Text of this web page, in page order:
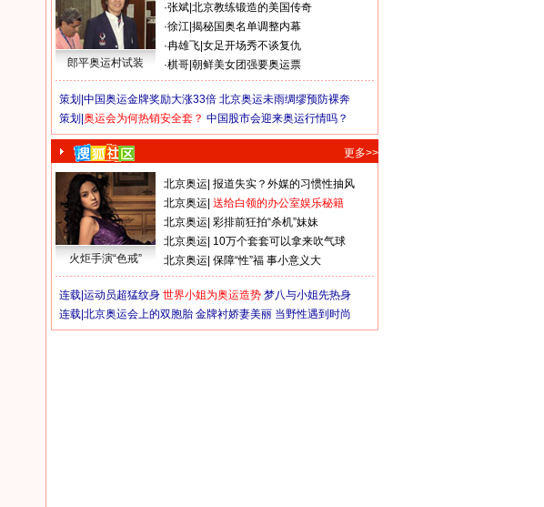
郎平奥运村试装
·张斌 北京教练锻造的美国传奇
·徐江 揭秘国奥名单调整内幕
·冉雄飞 女足开场秀不谈复仇
·棋哥 朝鲜美女团强要奥运票
策划| 中国奥运金牌奖励大涨33倍 北京奥运未雨绸缪预防裸奔
策划| 奥运会为何热销安全套？ 中国股市会迎来奥运行情吗？
更多>>
火炬手演“色戒”
北京奥运 报道失实？外媒的习惯性抽风
北京奥运 送给白领的办公室娱乐秘籍
北京奥运 彩排前狂拍“杀机”妹妹
北京奥运 10万个套套可以拿来吹气球
北京奥运 保障“性”福 事小意义大
连载| 运动员超猛纹身 世界小姐为奥运造势 梦八与小姐先热身
连载| 北京奥运会上的双胞胎 金牌衬娇妻美丽 当野性遇到时尚